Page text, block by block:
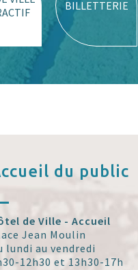
BILLETTERIE
du public
de Ville - Accueil
Jean Moulin
lundi au vendredi
12h30 et 13h30-17h